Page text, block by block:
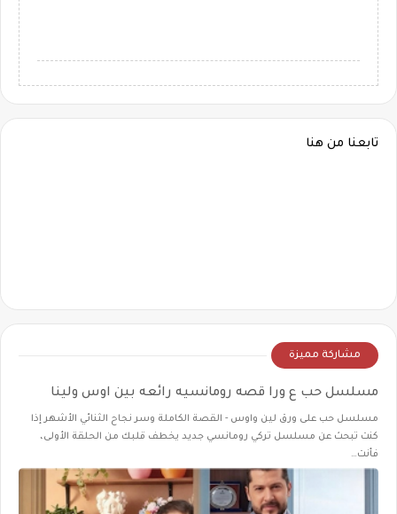
تابعنا من هنا
مشاركة مميزة
مسلسل حب ع ورا قصه رومانسيه رائعه بين اوس ولينا
مسلسل حب على ورق لين واوس - القصة الكاملة وسر نجاح الثنائي الأشهر إذا
كنت تبحث عن مسلسل تركي رومانسي جديد يخطف قلبك من الحلقة الأولى،
فأنت…